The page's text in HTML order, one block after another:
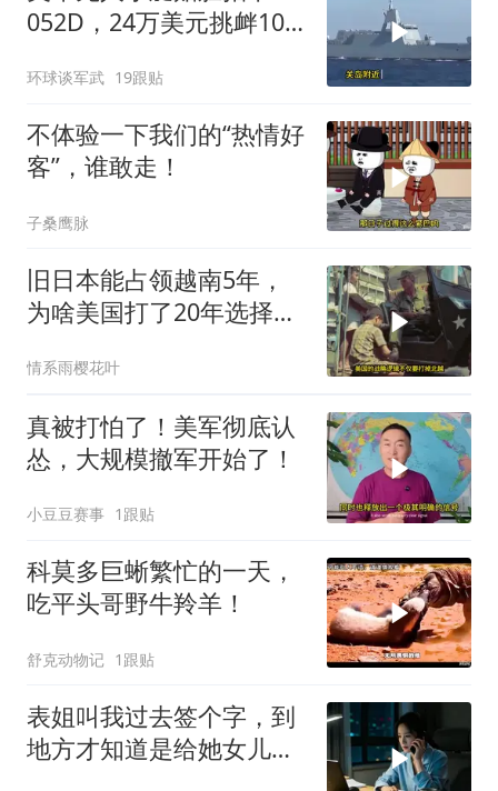
052D，24万美元挑衅10
战法？
环球谈军武 19跟贴
不体验一下我们的“热情好
客”，谁敢走！
子桑鹰脉
旧日本能占领越南5年，
为啥美国打了20年选择撤
情系雨樱花叶
真被打怕了！美军彻底认
怂，大规模撤军开始了！
小豆豆赛事 1跟贴
科莫多巨蜥繁忙的一天，
吃平头哥野牛羚羊！
舒克动物记 1跟贴
表姐叫我过去签个字，到
地方才知道是给她女儿婚